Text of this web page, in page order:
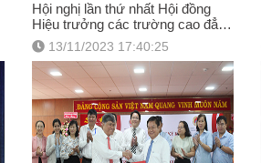
Hội nghị lần thứ nhất Hội đồng
Hiệu trưởng các trường cao đẳng
và trung cấp TPHCM năm 2023
13/11/2023 17:40:25